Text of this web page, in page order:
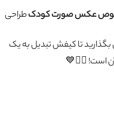
عکس صورت کودکطراحی
تا کیفش تبدیل به یک
است! 🧑‍✈️💙